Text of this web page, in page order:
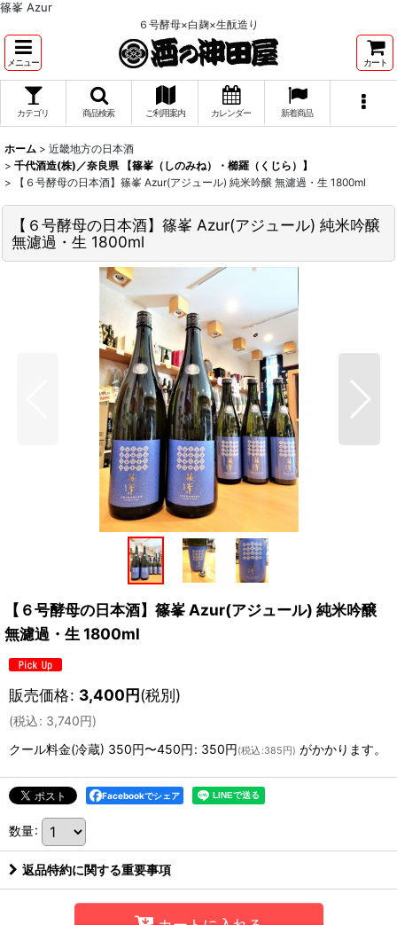
篠峯 Azur
６号酵母×白麹×生酛造り
メニュー カート
カテゴリ 商品検索 ご利用案内 カレンダー 新着商品
ホーム > 近畿地方の日本酒
> 千代酒造(株)／奈良県 【篠峯（しのみね）・櫛羅（くじら）】
>
【６号酵母の日本酒】篠峯 Azur(アジュール) 純米吟醸 無濾過・生 1800ml
【６号酵母の日本酒】篠峯 Azur(アジュール) 純米吟醸
無濾過・生 1800ml
【６号酵母の日本酒】篠峯 Azur(アジュール) 純米吟醸
無濾過・生 1800ml
販売価格: 3,400円(税別)
(税込: 3,740円)
クール料金(冷蔵) 350円〜450円: 350円(税込 :385円) がかかります。
Facebookでシェア
数量:
返品特約に関する重要事項